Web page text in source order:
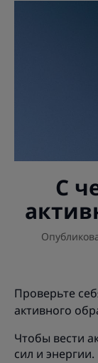
С
Проверьте
активного
Чтобы вести
сил и